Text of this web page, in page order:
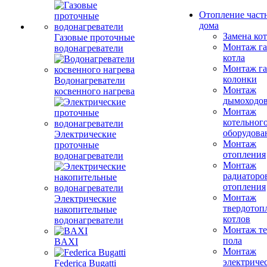
Газовые проточные
водонагреватели
Водонагреватели
косвенного нагрева
Электрические
проточные
водонагреватели
Электрические
накопительные
водонагреватели
BAXI
Federica Bugatti
Отопление
дома
Замена
Монтаж
котла
Монтаж
колонки
Монтаж
Монтаж
Монтаж
отопления
Монтаж
отопления
Монтаж
котлов
Монтаж
пола
Монтаж